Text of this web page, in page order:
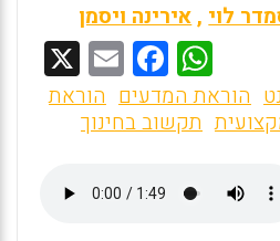
לוי,אירינה ויסמן
W
h
at
A
F
a
ce
o
E
m
ai
הוראת המדעים הוראת
תקשוב בחינוך